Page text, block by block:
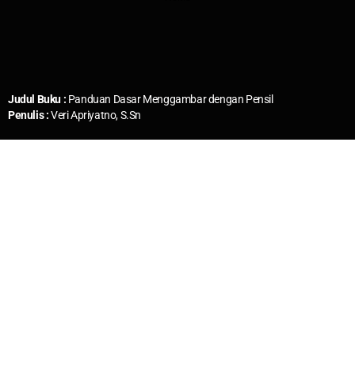
Judul Buku : Panduan Dasar Menggambar dengan Pensil
Penulis :Veri Apriyatno, S.Sn